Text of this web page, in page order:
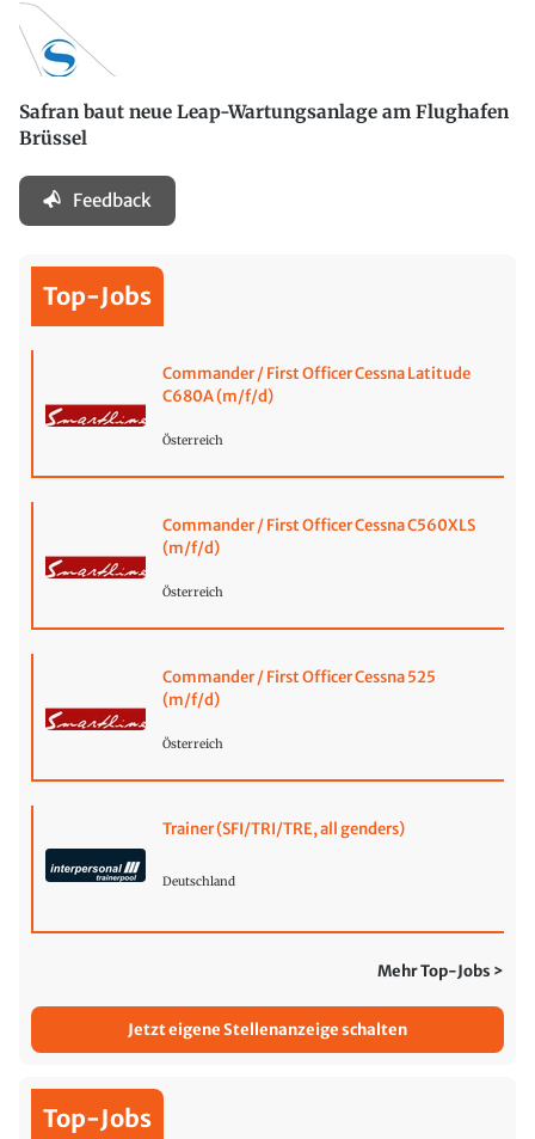
Safran baut neue Leap-Wartungsanlage am Flughafen
Brüssel
Feedback
Top-Jobs
Commander / First Officer Cessna Latitude
C680A (m/f/d)
Österreich
Commander / First Officer Cessna C560XLS
(m/f/d)
Österreich
Commander / First Officer Cessna 525
(m/f/d)
Österreich
Trainer (SFI/TRI/TRE, all genders)
Deutschland
Mehr Top-Jobs >
Jetzt eigene Stellenanzeige schalten
Top-Jobs